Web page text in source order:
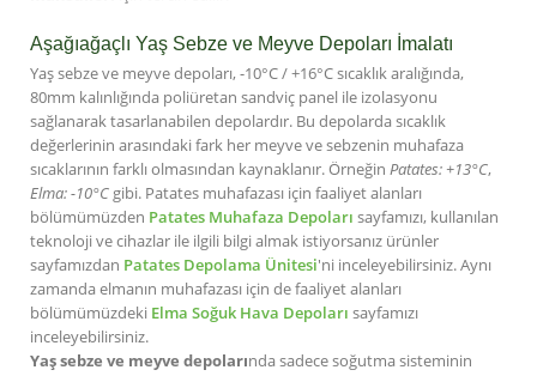
Aşağıağaçlı Yaş Sebze ve Meyve Depoları İmalatı
Yaş sebze ve meyve depoları, -10°C / +16°C sıcaklık aralığında,
80mm kalınlığında poliüretan sandviç panel ile izolasyonu
sağlanarak tasarlanabilen depolardır. Bu depolarda sıcaklık
değerlerinin arasındaki fark her meyve ve sebzenin muhafaza
sıcaklarının farklı olmasından kaynaklanır. Örneğin Patates: +13°C,
Elma: -10°C gibi. Patates muhafazası için faaliyet alanları
bölümümüzden Patates Muhafaza Depoları sayfamızı, kullanılan
teknoloji ve cihazlar ile ilgili bilgi almak istiyorsanız ürünler
sayfamızdan Patates Depolama Ünitesi'ni inceleyebilirsiniz. Aynı
zamanda elmanın muhafazası için de faaliyet alanları
bölümümüzdeki Elma Soğuk Hava Depoları sayfamızı
inceleyebilirsiniz.
Yaş sebze ve meyve depolarında sadece soğutma sisteminin